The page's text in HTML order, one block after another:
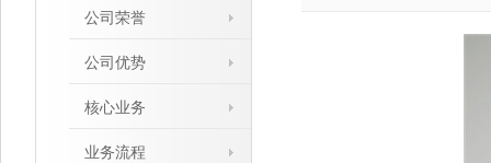
公司荣誉
公司优势
核心业务
业务流程